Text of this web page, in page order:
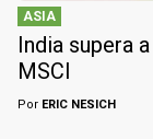
ASIA
India supera
MSCI
Por ERIC NESICH